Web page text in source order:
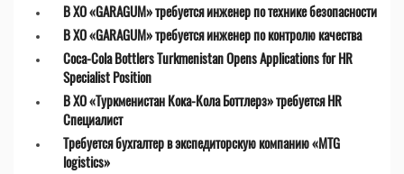
В ХО «GARAGUM» требуется инженер по технике безопасности
В ХО «GARAGUM» требуется инженер по контролю качества
Coca-Cola Bottlers Turkmenistan Opens Applications for HR
Specialist Position
В ХО «Туркменистан Кока-Кола Боттлерз» требуется HR
Специалист
Требуется бухгалтер в экспедиторскую компанию «MTG
logistics»